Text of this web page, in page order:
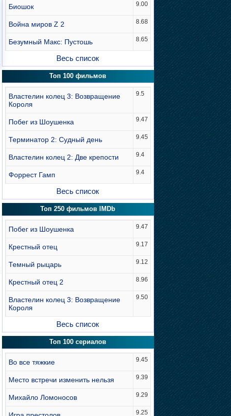
Биошок 9.00
Война миров Z 2 8.68
Безумный Макс: Пустошь 8.65
Весь список
Топ 100 фильмов
Властелин колец 3: Возвращение
Короля
9.5
Побег из Шоушенка 9.47
Терминатор 2: Судный день 9.45
Властелин колец 2: Две крепости 9.4
Форрест Гамп 9.4
Весь список
Топ 250 фильмов IMDb
Побег из Шоушенка 9.47
Крестный отец 9.17
Темный рыцарь 9.12
Крестный отец 2 8.96
Властелин колец 3: Возвращение
Короля
9.50
Весь список
Топ 100 сериалов
Во все тяжкие 9.45
Место встречи изменить нельзя 9.39
Михайло Ломоносов 9.29
9.25